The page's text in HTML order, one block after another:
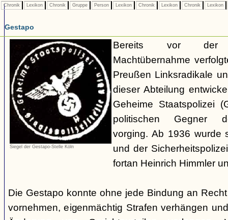
Chronik Lexikon Chronik Gruppe Person Lexikon Chronik Lexikon Chronik Lexikon
Gestapo
Siegel der Gestapo-Stelle Köln
Bereits vor der
Machtübernahme
Preußen Linksradikale
dieser Abteilung
Geheime Staatspolizei
politischen Gegner
vorging. Ab 1936 wurde
und der
fortan Heinrich Himmler
Die Gestapo konnte ohne jede Bindung an
vornehmen, eigenmächtig Strafen verhängen